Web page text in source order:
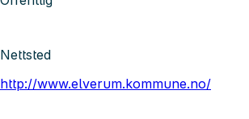
Nettsted
http://www.elverum.kommune.no/